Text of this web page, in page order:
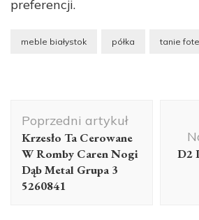
preferencji.
meble białystok półka tanie
wpisu
Poprzedni artykuł
Krzesło Ta Cerowane
W Romby Caren Nogi
Dąb Metal Grupa 3
5260841
D2